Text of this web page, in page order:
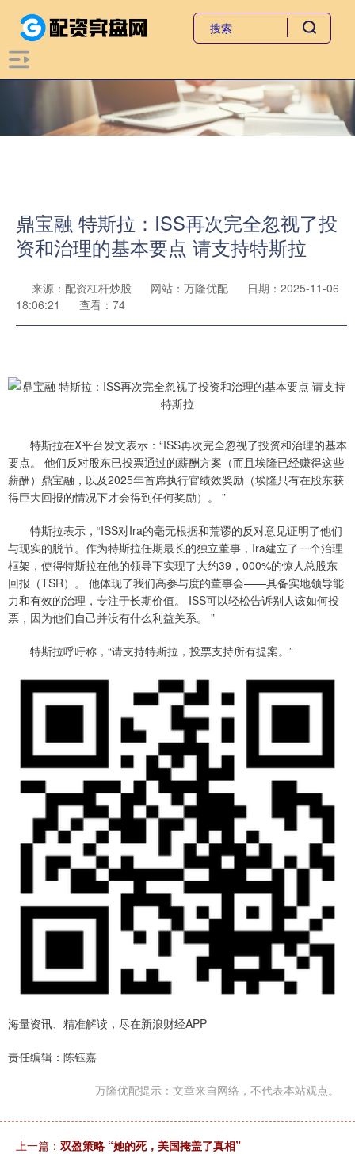
鼎宝融 特斯拉：ISS再次完全忽视了投
资和治理的基本要点 请支持特斯拉
来源：配资杠杆炒股 网站：万隆优配
日期：2025-11-06
18:06:21
查看：74
特斯拉在X平台发文表示：“ISS再次完全忽视了投资和治理的基本
要点。 他们反对股东已投票通过的薪酬方案（而且埃隆已经赚得这些
薪酬）鼎宝融，以及2025年首席执行官绩效奖励（埃隆只有在股东获
得巨大回报的情况下才会得到任何奖励）。 ”
特斯拉表示，“ISS对Ira的毫无根据和荒谬的反对意见证明了他们
与现实的脱节。作为特斯拉任期最长的独立董事，Ira建立了一个治理
框架，使得特斯拉在他的领导下实现了大约39，000%的惊人总股东
回报（TSR）。 他体现了我们高参与度的董事会——具备实地领导能
力和有效的治理，专注于长期价值。 ISS可以轻松告诉别人该如何投
票，因为他们自己并没有什么利益关系。 ”
特斯拉呼吁称，“请支持特斯拉，投票支持所有提案。”
海量资讯、精准解读，尽在新浪财经APP
责任编辑：陈钰嘉
万隆优配提示：文章来自网络，不代表本站观点。
上一篇： 双盈策略 “她的死，美国掩盖了真相”